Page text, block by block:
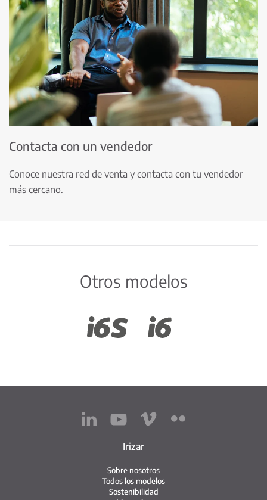
Contacta con un vendedor
Conoce nuestra red de venta y contacta con tu vendedor
más cercano.
Otros modelos
Irizar
Sobre nosotros
Todos los modelos
Sostenibilidad